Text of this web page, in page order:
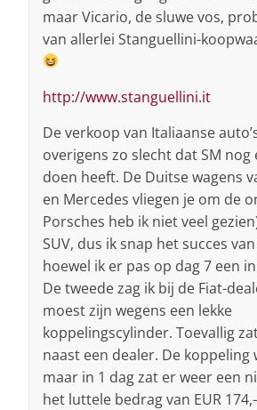
maar Vicario, de sluwe vos,
van allerlei Stanguellini-
http://www.stanguellini.it
De verkoop van Italiaanse
overigens zo slecht dat SM
doen heeft. De Duitse wagens
en Mercedes vliegen je om de
Porsches heb ik niet veel
SUV, dus ik snap het succes
hoewel ik er pas op dag 7 een
De tweede zag ik bij de Fiat-
moest zijn wegens een lekke
koppelingscylinder. Toevallig
naast een dealer. De koppeling
maar in 1 dag zat er weer een
het luttele bedrag van EUR